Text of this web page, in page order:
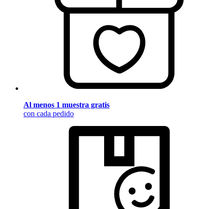
Al menos 1 muestra gratis
con cada pedido